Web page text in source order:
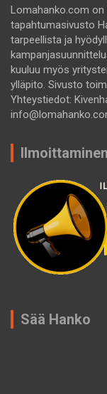
Lomahanko.com
tapahtumasivusto
tarpeellista ja
kuuluu myös
ylläpito. Sivusto
Yhteystiedot:
Sää Hanko